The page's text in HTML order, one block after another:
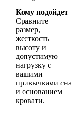
Кому подойдет
Сравните
размер,
жесткость,
высоту и
допустимую
нагрузку с
вашими
привычками сна
и основанием
кровати.